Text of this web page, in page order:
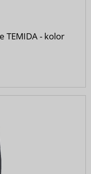
TEMIDA - kolor